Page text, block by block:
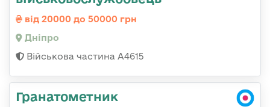
від 20000 до 50000 грн
Дніпро
Військова частина А4615
Гранатометник